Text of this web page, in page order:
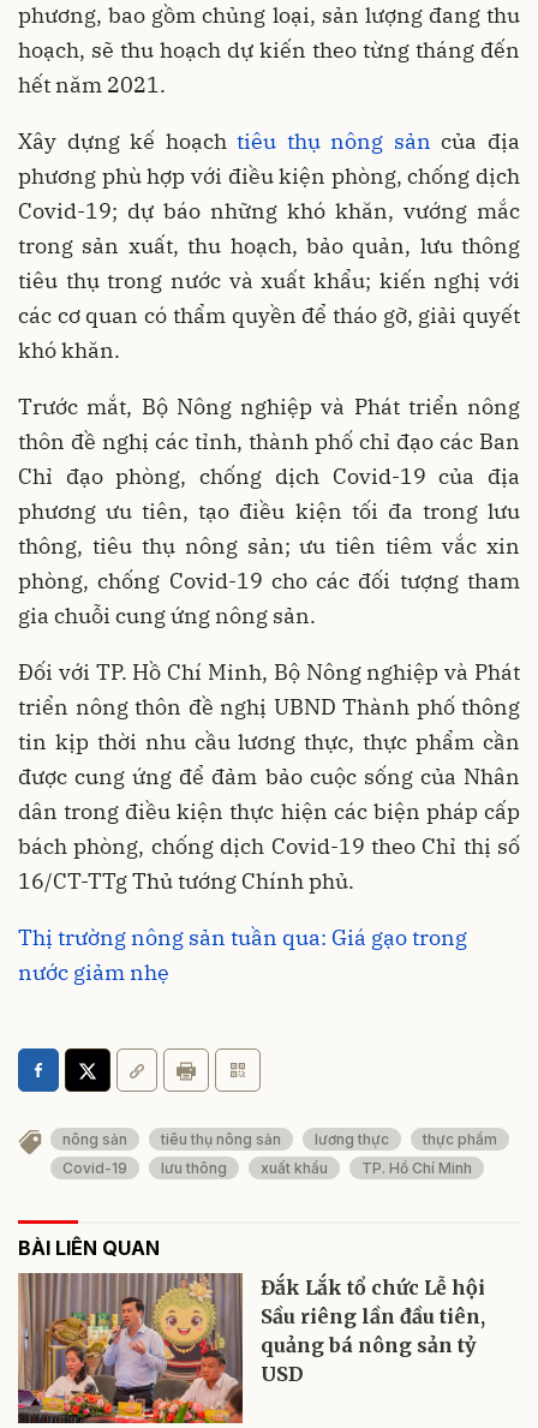
phương, bao gồm chủng loại, sản lượng đang thu
hoạch, sẽ thu hoạch dự kiến theo từng tháng đến
hết năm 2021.
Xây dựng kế hoạchtiêu thụ nông sản của địa
phương phù hợp với điều kiện phòng, chống dịch
Covid-19; dự báo những khó khăn, vướng mắc
trong sản xuất, thu hoạch, bảo quản, lưu thông
tiêu thụ trong nước và xuất khẩu; kiến nghị với
các cơ quan có thẩm quyền để tháo gỡ, giải quyết
khó khăn.
Trước mắt, Bộ Nông nghiệp và Phát triển nông
thôn đề nghị các tỉnh, thành phố chỉ đạo các Ban
Chỉ đạo phòng, chống dịch Covid-19 của địa
phương ưu tiên, tạo điều kiện tối đa trong lưu
thông, tiêu thụ nông sản; ưu tiên tiêm vắc xin
phòng, chống Covid-19 cho các đối tượng tham
gia chuỗi cung ứng nông sản.
Đối với TP. Hồ Chí Minh, Bộ Nông nghiệp và Phát
triển nông thôn đề nghị UBND Thành phố thông
tin kịp thời nhu cầu lương thực, thực phẩm cần
được cung ứng để đảm bảo cuộc sống của Nhân
dân trong điều kiện thực hiện các biện pháp cấp
bách phòng, chống dịch Covid-19 theo Chỉ thị số
16/CT-TTg Thủ tướng Chính phủ.
Thị trường nông sản tuần qua: Giá gạo trong
nước giảm nhẹ
nông sản tiêu thụ nông sản lương thực
thực phẩm
Covid-19
lưu thông xuất khẩu TP. Hồ Chí Minh
BÀI LIÊN QUAN
Đắk Lắk tổ chức Lễ hội
Sầu riêng lần đầu tiên,
quảng bá nông sản tỷ
USD